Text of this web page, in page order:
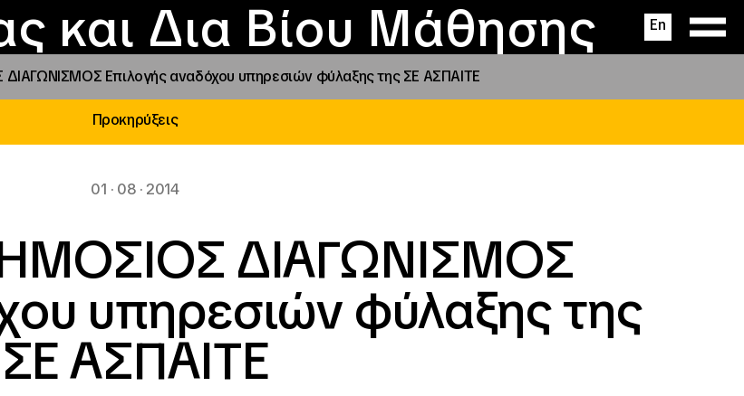
και Δια Βίου Μάθησης En
ΙΝΕΔΙΒΙΜ
και δράσεις
Εστίες
αιγίδας
Νέα
Επιλογής αναδόχου υπηρεσιών φύλαξης της ΣΕ ΑΣΠΑΙΤΕ
Προκηρύξεις
01 · 08 · 2014
ΔΙΑΓΩΝΙΣΜΟΣ
υπηρεσιών φύλαξης της
ΣΕ ΑΣΠΑΙΤΕ